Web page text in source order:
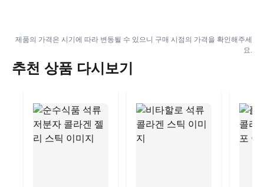
제품의 가격은 시기에 따라 변동될 수 있으니 구매 시점의 가격을 확인해주세
요.
추천 상품 다시보기